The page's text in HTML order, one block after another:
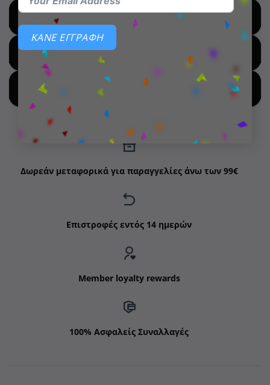
ΚΑΝΕ ΕΓΓΡΑΦΗ
SHOP BY BRANDS
SHOP FOR HOT DEALS
SHOP BY NEW ARRIVALS
Δωρεάν μεταφορικά για παραγγελίες άνω των 99€
Επιστροφές εντός 14 ημερών
Member loyalty rewards
100% Ασφαλείς Συναλλαγές